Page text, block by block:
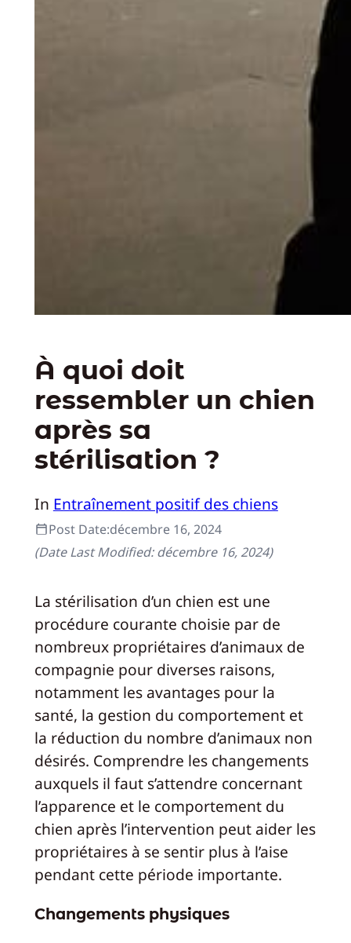
À quoi doit
ressembler un chien
après sa
stérilisation ?
In Entraînement positif des chiens
Post Date:décembre 16, 2024
(Date Last Modified:décembre 16, 2024)
La stérilisation d’un chien est une
procédure courante choisie par de
nombreux propriétaires d’animaux de
compagnie pour diverses raisons,
notamment les avantages pour la
santé, la gestion du comportement et
la réduction du nombre d’animaux non
désirés. Comprendre les changements
auxquels il faut s’attendre concernant
l’apparence et le comportement du
chien après l’intervention peut aider les
propriétaires à se sentir plus à l’aise
pendant cette période importante.
Changements physiques